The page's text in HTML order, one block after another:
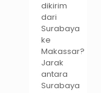
dikirim
dari
Surabaya
ke
Makassar?
Jarak
antara
Surabaya